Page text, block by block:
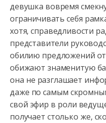
девушка вовремя
ограничивать себя
хотя, справедливости
представители
обилию предложений
обижают знаменитую
она не разглашает
даже по самым
свой эфир в роли
получает столько же,